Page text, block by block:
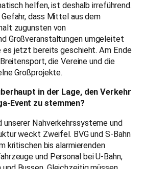
helfen, ist deshalb irreführend.
dass Mittel aus dem
zugunsten von
Großveranstaltungen umgeleitet
es jetzt bereits geschieht. Am Ende
die Vereine und die
Großprojekte.
in der Lage, den Verkehr
Event zu stemmen?
unserer Nahverkehrssysteme und
weckt Zweifel. BVG und S-Bahn
kritischen bis alarmierenden
und Personal bei U-Bahn,